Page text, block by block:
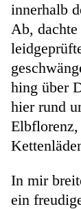
innerhalb
Ab,
hing über
hier rund
In mir
ein